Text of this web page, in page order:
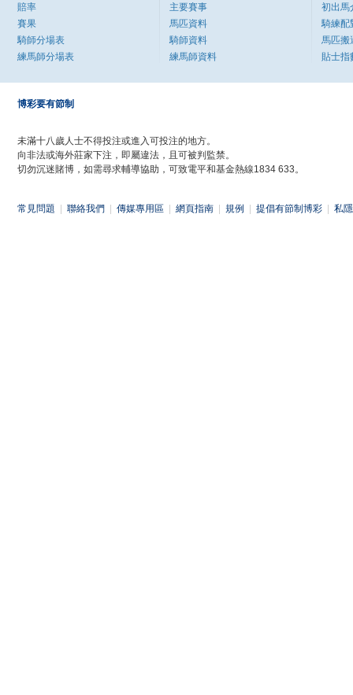
賠率
賽果
騎師分場表
練馬師分場表
主要賽事
馬匹資料
騎師資料
練馬師資料
初出馬
騎練配
馬匹搬
貼士指
博彩要有節制
未滿十八歲人士不得投注或進入可投注的地方。
向非法或海外莊家下注，即屬違法，且可被判監禁。
切勿沉迷賭博，如需尋求輔導協助，可致電平和基金熱線1834 633。
常見問題 聯絡我們 傳媒專用區 網頁指南 規例 提倡有節制博彩 私